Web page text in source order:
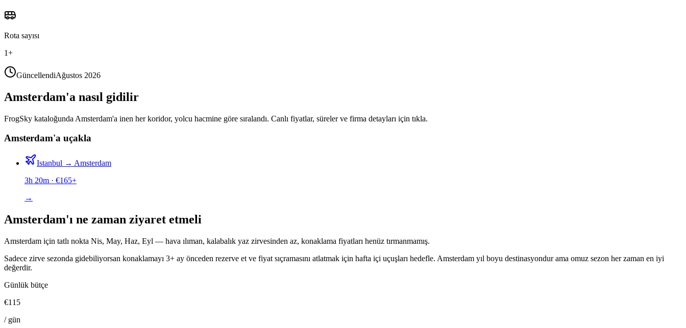
Rota sayısı
1+
GüncellendiAğustos 2026
Amsterdam'a nasıl gidilir
FrogSky kataloğunda Amsterdam'a inen her koridor, yolcu hacmine göre sıralandı. Canlı fiyatlar, süreler ve firma detayları için tıkla.
Amsterdam'a uçakla
Istanbul → Amsterdam
3h 20m · €165+
→
Amsterdam'ı ne zaman ziyaret etmeli
Amsterdam için tatlı nokta Nis, May, Haz, Eyl — hava ılıman, kalabalık yaz zirvesinden az, konaklama fiyatları henüz tırmanmamış.
Sadece zirve sezonda gidebiliyorsan konaklamayı 3+ ay önceden rezerve et ve fiyat sıçramasını atlatmak için hafta içi uçuşları hedefle. Amsterdam yıl boyu destinasyondur ama omuz sezon her zaman en iyi
değerdir.
Günlük bütçe
€115
/ gün